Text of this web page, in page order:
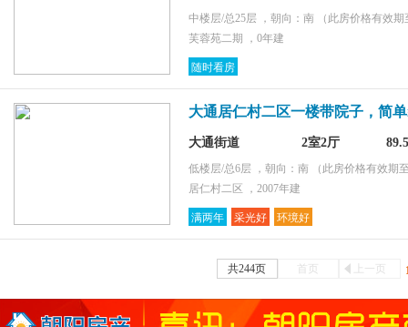
中楼层/总25层 ，朝向：南
（此房价格有效
芙蓉苑二期 ，0年建
随时看房
大通居仁村二区一楼带院子，简
大通街道 2室2厅
低楼层/总6层 ，朝向：南
（此房价格有效期
居仁村二区 ，2007年建
满两年 采光好 环境好
共244页 首页 上一页